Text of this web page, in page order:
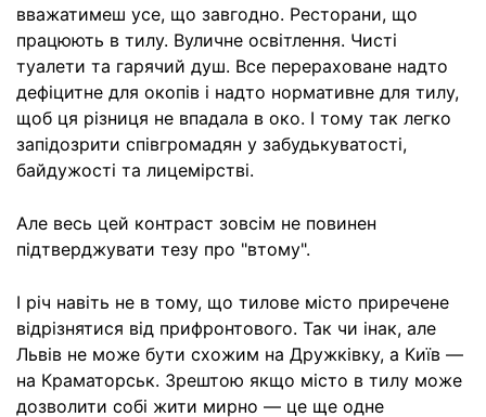
вважатимеш усе, що завгодно. Ресторани, що
працюють в тилу. Вуличне освітлення. Чисті
туалети та гарячий душ. Все перераховане надто
дефіцитне для окопів і надто нормативне для тилу,
щоб ця різниця не впадала в око. І тому так легко
запідозрити співгромадян у забудькуватості,
байдужості та лицемірстві.
Але весь цей контраст зовсім не повинен
підтверджувати тезу про "втому".
І річ навіть не в тому, що тилове місто приречене
відрізнятися від прифронтового. Так чи інак, але
Львів не може бути схожим на Дружківку, а Київ —
на Краматорськ. Зрештою якщо місто в тилу може
дозволити собі жити мирно — це ще одне